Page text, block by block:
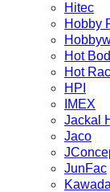
Hitec
Hobby
Hot
Hot
HPI
IMEX
Jackal
Jaco
JunFac
Kawada